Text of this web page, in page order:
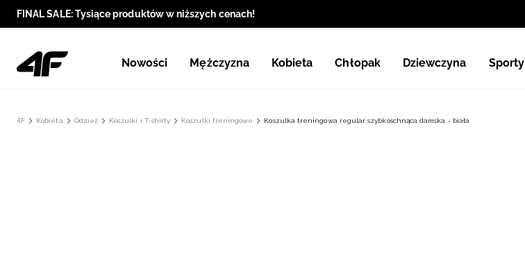
FINAL SALE: Tysiące produktów w niższych cenach!
Nowości Mężczyzna Kobieta Chłopak Dziewczyna Sporty
4F Kobieta Odzież Koszulki i T-shirty Koszulki treningowe Koszulka treningowa regular szybkoschnąca damska - biała